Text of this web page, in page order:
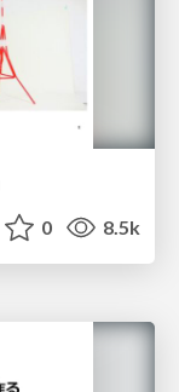
0 8.5k